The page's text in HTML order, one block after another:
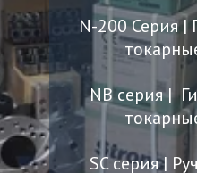
N-200 Серия |
NB серия |
SC серия |